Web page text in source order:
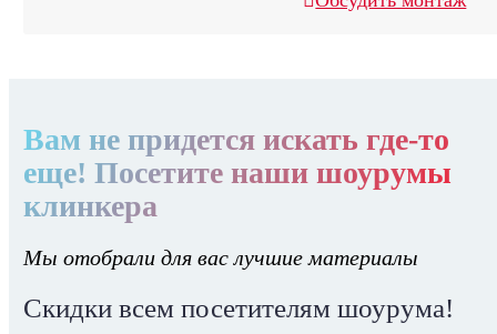
Вам не придется искать где-то
еще! Посетите наши шоурумы
клинкера
Мы отобрали для вас лучшие материалы
Скидки всем посетителям шоурума!